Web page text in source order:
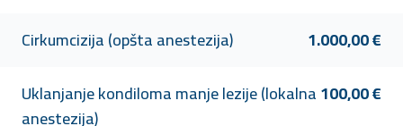
Cirkumcizija (opšta anestezija)
1.000,00 €
Uklanjanje kondiloma manje lezije (lokalna
anestezija)
100,00 €